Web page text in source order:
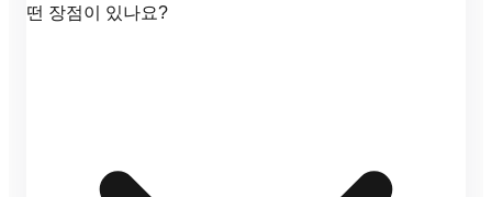
떤 장점이 있나요?